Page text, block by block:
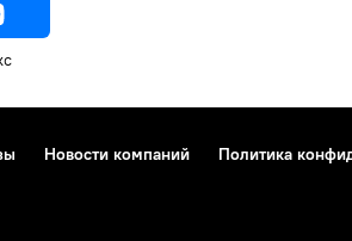
Новости компаний Политика